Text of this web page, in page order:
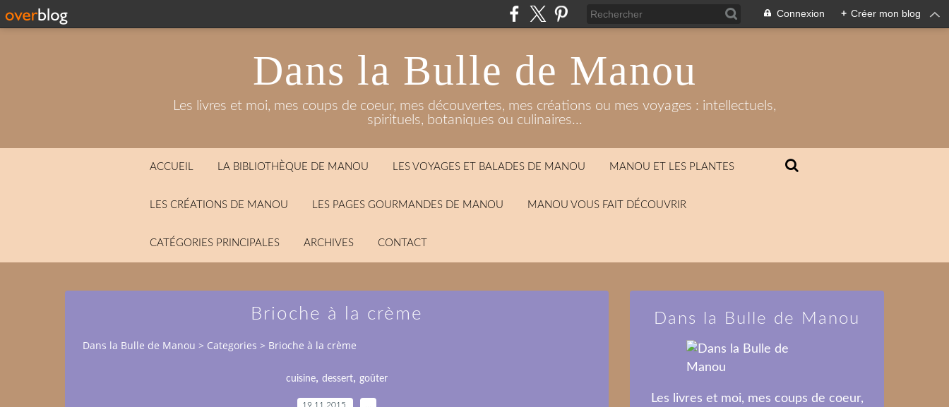
Connexion + Créer mon blog
Dans la Bulle de Manou
Les livres et moi, mes coups de coeur, mes découvertes, mes créations ou mes voyages : intellectuels,
spirituels, botaniques ou culinaires...
ACCUEIL LA BIBLIOTHÈQUE DE MANOU LES VOYAGES ET BALADES DE MANOU MANOU ET LES PLANTES
LES CRÉATIONS DE MANOU LES PAGES GOURMANDES DE MANOU MANOU VOUS FAIT DÉCOUVRIR
CATÉGORIES PRINCIPALES ARCHIVES CONTACT
Brioche à la crème
Dans la Bulle de Manou > Categories > Brioche à la crème
cuisine, dessert, goûter
19.11.2015
Dans la Bulle de Manou
Les livres et moi, mes coups de coeur,